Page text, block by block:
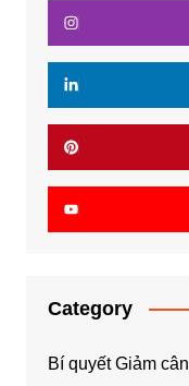
Category
Bí quyết Giảm cân